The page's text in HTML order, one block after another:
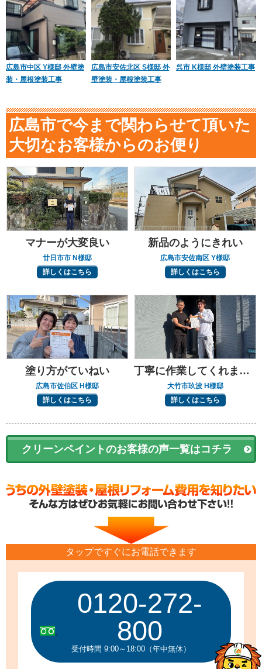
広島市中区 Y様邸 外壁塗
装・屋根塗装工事
広島市安佐北区 S様邸 外
壁塗装・屋根塗装工事
呉市 K様邸 外壁塗装工事
広島市で今まで関わらせて頂いた
大切なお客様からのお便り
マナーが大変良い
廿日市市 N様邸
詳しくはこちら
新品のようにきれい
広島市安佐南区 Y様邸
詳しくはこちら
塗り方がていねい
広島市佐伯区 H様邸
詳しくはこちら
丁寧に作業してくれました
大竹市玖波 H様邸
詳しくはこちら
クリーンペイントのお客様の声一覧はコチラ
タップですぐにお電話できます
0120-272-
800
受付時間 9:00～18:00（年中無休）